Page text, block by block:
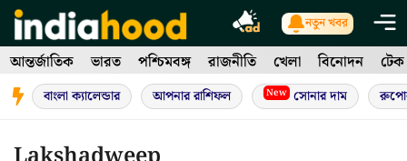
Skip
to
content
নতুন খবর
আন্তর্জাতিক ভারত পশ্চিমবঙ্গ রাজনীতি খেলা বিনোদন টেক
বাংলা ক্যালেন্ডার আপনার রাশিফল New সোনার দাম